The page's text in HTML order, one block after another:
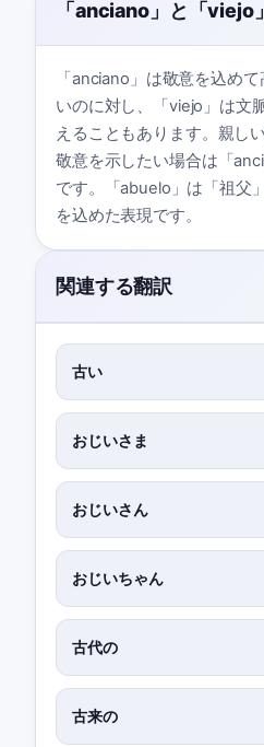
「anciano」と「viejo
「anciano」は敬意を込め
いのに対し、「viejo」は文
えることもあります。親し
敬意を示したい場合は「
です。「abuelo」は「祖父
を込めた表現です。
関連する翻訳
古い
おじいさま
おじいさん
おじいちゃん
古代の
古来の